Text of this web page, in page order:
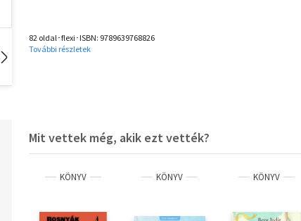
Hangoskönyv
82 oldal･flexi･ISBN: 9789639768826
További részletek
Mit vettek még, akik ezt vették?
KÖNYV KÖNYV KÖNYV